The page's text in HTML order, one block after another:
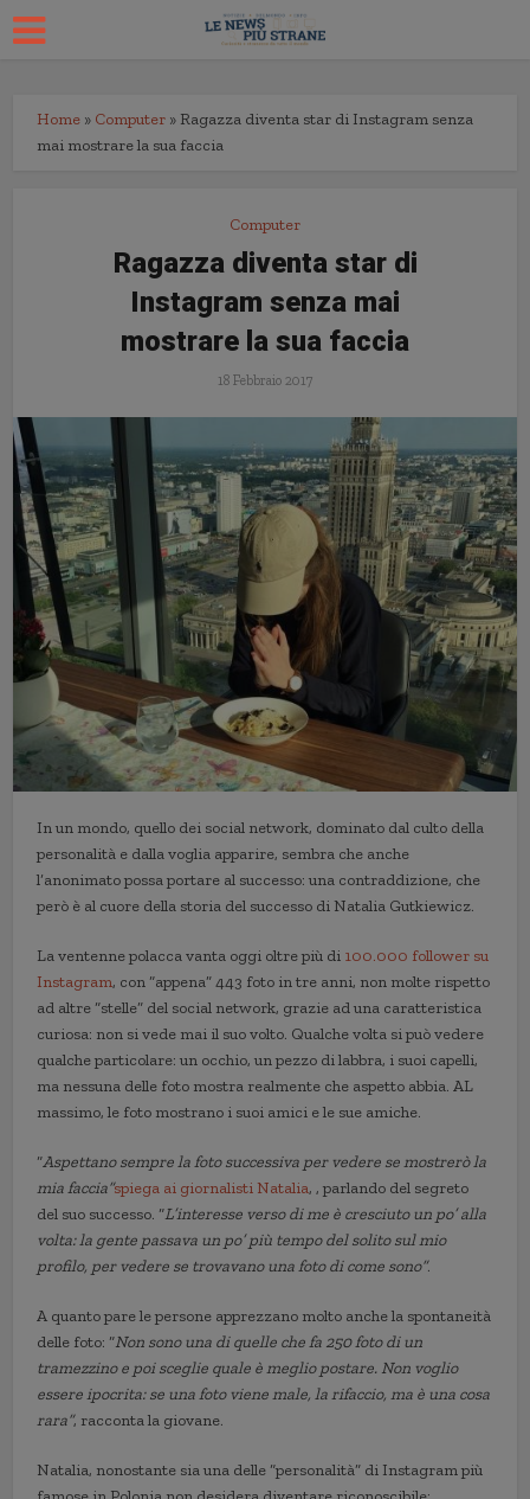
Home » Computer » Ragazza diventa star di Instagram senza
mai mostrare la sua faccia
Computer
Ragazza diventa star di
Instagram senza mai
mostrare la sua faccia
18 Febbraio 2017
In un mondo, quello dei social network, dominato dal culto della
personalità e dalla voglia apparire, sembra che anche
l’anonimato possa portare al successo: una contraddizione, che
però è al cuore della storia del successo di Natalia Gutkiewicz.
La ventenne polacca vanta oggi oltre più di 100.000 follower su
Instagram, con “appena” 443 foto in tre anni, non molte rispetto
ad altre “stelle” del social network, grazie ad una caratteristica
curiosa: non si vede mai il suo volto. Qualche volta si può vedere
qualche particolare: un occhio, un pezzo di labbra, i suoi capelli,
ma nessuna delle foto mostra realmente che aspetto abbia. AL
massimo, le foto mostrano i suoi amici e le sue amiche.
“Aspettano sempre la foto successiva per vedere se mostrerò la
mia faccia”spiega ai giornalisti Natalia, , parlando del segreto
del suo successo. “L’interesse verso di me è cresciuto un po’ alla
volta: la gente passava un po’ più tempo del solito sul mio
profilo, per vedere se trovavano una foto di come sono”.
A quanto pare le persone apprezzano molto anche la spontaneità
delle foto: “Non sono una di quelle che fa 250 foto di un
tramezzino e poi sceglie quale è meglio postare. Non voglio
essere ipocrita: se una foto viene male, la rifaccio, ma è una cosa
rara”, racconta la giovane.
Natalia, nonostante sia una delle “personalità” di Instagram più